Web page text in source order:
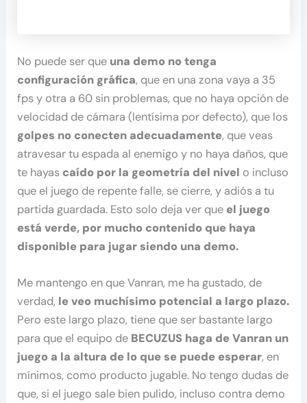
No puede ser que una demo no tenga
configuración gráfica, que en una zona vaya a 35
fps y otra a 60 sin problemas, que no haya opción de
velocidad de cámara (lentísima por defecto), que los
golpes no conecten adecuadamente, que veas
atravesar tu espada al enemigo y no haya daños, que
te hayas caído por la geometría del nivel o incluso
que el juego de repente falle, se cierre, y adiós a tu
partida guardada. Esto solo deja ver que el juego
está verde, por mucho contenido que haya
disponible para jugar siendo una demo.
Me mantengo en que Vanran, me ha gustado, de
verdad, le veo muchísimo potencial a largo plazo.
Pero este largo plazo, tiene que ser bastante largo
para que el equipo de BECUZUS haga de Vanran un
juego a la altura de lo que se puede esperar, en
mínimos, como producto jugable. No tengo dudas de
que, si el juego sale bien pulido, incluso contra demo